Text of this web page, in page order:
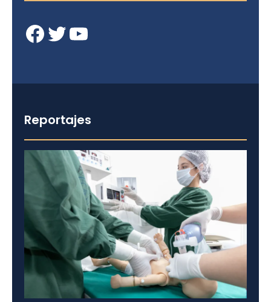
Facebook Twitter YouTube
Reportajes